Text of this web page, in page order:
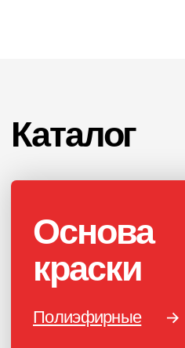
ПОРОШКОВАЯ КРАСКА
ПРОИЗВОДСТВА
КОНТАКТЫ
Единый номер по России и СНГ:
Email
ул. Полушкина роща, д. 16с34